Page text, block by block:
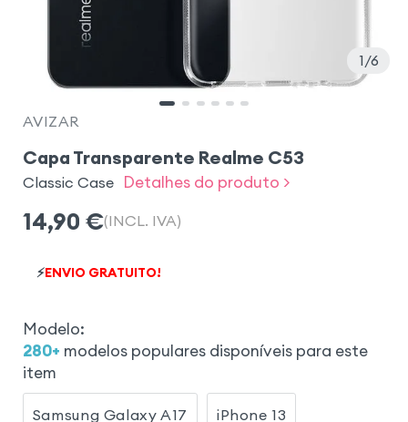
1 6
AVIZAR
Capa Transparente Realme C53
Classic Case Detalhes do produto >
14,90 €(INCL. IVA)
⚡ENVIO GRATUITO!
Modelo:
280+ modelos populares disponíveis para este
item
Samsung Galaxy A17 iPhone 13